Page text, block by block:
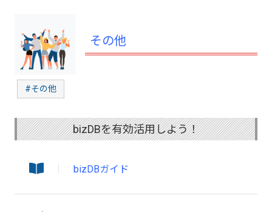
その他
#その他
bizDBを有効活用しよう！
bizDBガイド